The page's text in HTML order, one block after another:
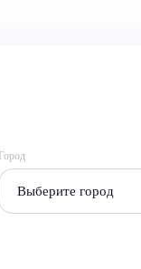
Город
Выберите город